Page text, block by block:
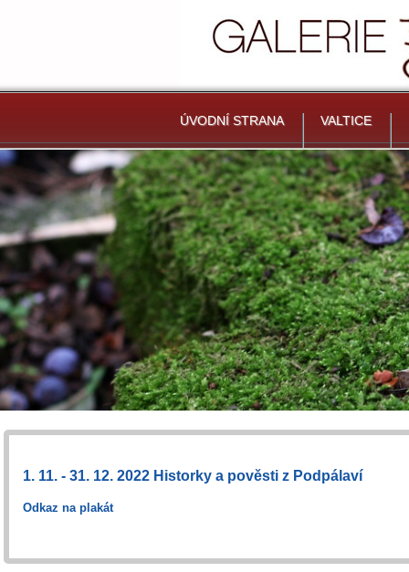
ÚVODNÍ STRANA VALTICE
1. 11. - 31. 12. 2022 Historky a pověsti z Podpálaví
Odkaz na plakát